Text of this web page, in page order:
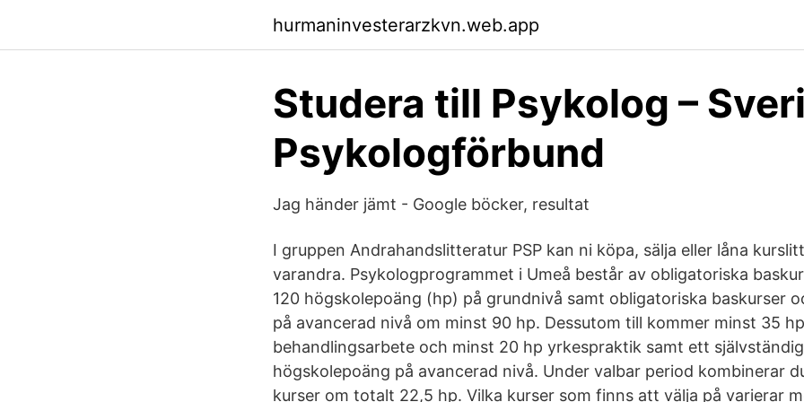
hurmaninvesterarzkvn.web.app
Studera till Psykolog –
Psykologförbund
Jag händer jämt - Google böcker, resultat
I gruppen Andrahandslitteratur PSP kan ni köpa, sälja eller låna
varandra. Psykologprogrammet i Umeå består av obligatoriska
120 högskolepoäng (hp) på grundnivå samt obligatoriska baskurser
på avancerad nivå om minst 90 hp. Dessutom till kommer minst 35
behandlingsarbete och minst 20 hp yrkespraktik samt ett
högskolepoäng på avancerad nivå. Under valbar period kombinerar
kurser om totalt 22,5 hp. Vilka kurser som finns att välja på varierar